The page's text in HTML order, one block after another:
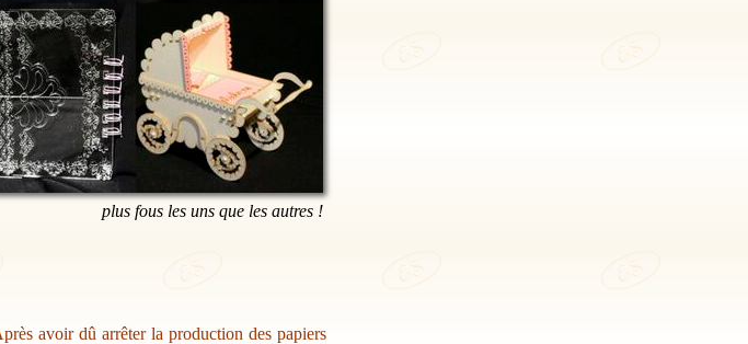
plus fous les uns que les autres !
avoir dû arrêter la production des papiers